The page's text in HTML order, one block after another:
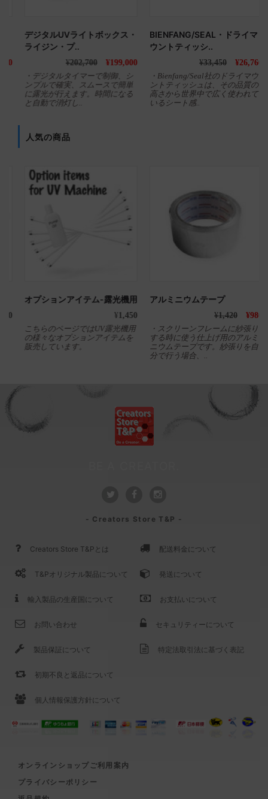
デジタルUVライトボックス・
ライジン・プ..
202,700 ¥
199,000
・デジタルタイマーで制御、シ
ンプルで確実、スムースで簡単
に露光が行えます。時間になる
と自動で消灯し..
BIENFANG/SEAL・ドライマ
ウントティッシ..
33,450 ¥
26,760
・Bienfang/Seal社のドライマウ
ントティッシュは、その品質の
高さから世界中で広く使われて
いるシート感..
人気の商品
オプションアイテム-露光機用
1,450
こちらのページではUV露光機用
の様々なオプションアイテムを
販売しています。
アルミニウムテープ
1,420 ¥
980
・スクリーンフレームに紗張り
する時に使う仕上げ用のアルミ
ニウムテープです。紗張りを自
分で行う場合、..
- Creators Store T&P -
Creators Store T&Pとは
T&Pオリジナル製品について
輸入製品の生産国について
お問い合わせ
配送料金について
発送について
お支払いについて
セキュリティーについて
製品保証について
初期不良と返品について
個人情報保護方針について
特定法取引法に基づく表記
オンラインショップご利用案内
プライバシーポリシー